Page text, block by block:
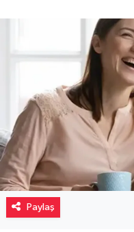
Paylaş
Kültür Sanat
Magazin
Müzik
Piyasa
Resmi İlanlar
Sağlık